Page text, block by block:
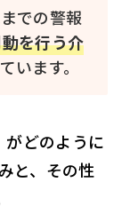
での警報
を行う介
います。
がどのように
と、その性